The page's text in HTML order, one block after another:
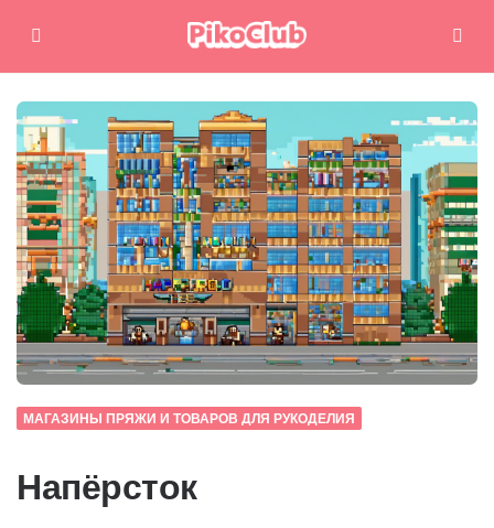
Меню Поиск
МАГАЗИНЫ ПРЯЖИ И ТОВАРОВ ДЛЯ РУКОДЕЛИЯ
Напёрсток